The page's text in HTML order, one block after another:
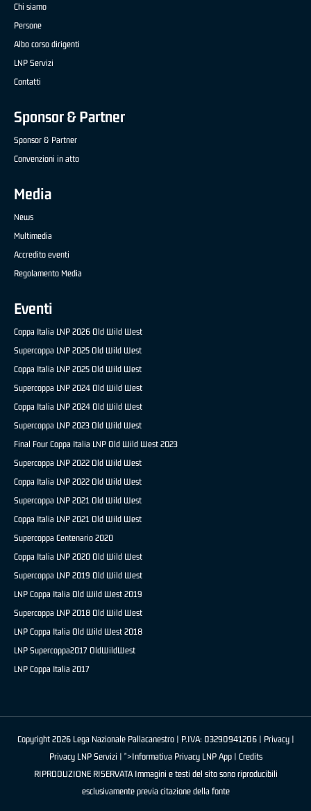
Chi siamo
Persone
Albo corso dirigenti
LNP Servizi
Contatti
Sponsor & Partner
Sponsor & Partner
Convenzioni in atto
Media
News
Multimedia
Accredito eventi
Regolamento Media
Eventi
Coppa Italia LNP 2026 Old Wild West
Supercoppa LNP 2025 Old Wild West
Coppa Italia LNP 2025 Old Wild West
Supercoppa LNP 2024 Old Wild West
Coppa Italia LNP 2024 Old Wild West
Supercoppa LNP 2023 Old Wild West
Final Four Coppa Italia LNP Old Wild West 2023
Supercoppa LNP 2022 Old Wild West
Coppa Italia LNP 2022 Old Wild West
Supercoppa LNP 2021 Old Wild West
Coppa Italia LNP 2021 Old Wild West
Supercoppa Centenario 2020
Coppa Italia LNP 2020 Old Wild West
Supercoppa LNP 2019 Old Wild West
LNP Coppa Italia Old Wild West 2019
Supercoppa LNP 2018 Old Wild West
LNP Coppa Italia Old Wild West 2018
LNP Supercoppa2017 OldWildWest
LNP Coppa Italia 2017
Copyright 2026 Lega Nazionale Pallacanestro | P.IVA: 03290941206 | Privacy|
Privacy LNP Servizi | ">Informativa Privacy LNP App | Credits
RIPRODUZIONE RISERVATA Immagini e testi del sito sono riproducibili
esclusivamente previa citazione della fonte